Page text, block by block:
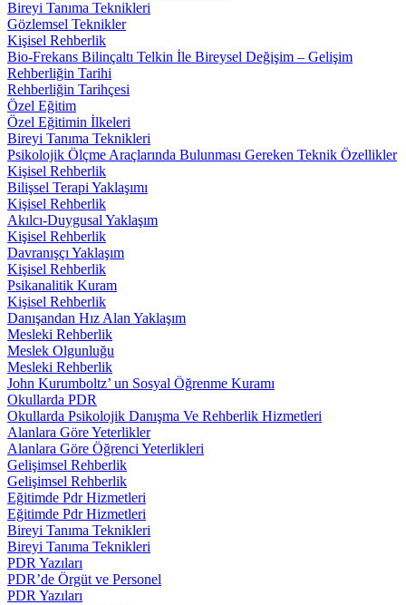
Bireyi Tanıma Teknikleri
Gözlemsel Teknikler
Kişisel Rehberlik
Bio-Frekans Bilinçaltı Telkin İle Bireysel Değişim – Gelişim
Rehberliğin Tarihi
Rehberliğin Tarihçesi
Özel Eğitim
Özel Eğitimin İlkeleri
Bireyi Tanıma Teknikleri
Psikolojik Ölçme Araçlarında Bulunması Gereken Teknik Özellikler
Kişisel Rehberlik
Bilişsel Terapi Yaklaşımı
Kişisel Rehberlik
Akılcı-Duygusal Yaklaşım
Kişisel Rehberlik
Davranışçı Yaklaşım
Kişisel Rehberlik
Psikanalitik Kuram
Kişisel Rehberlik
Danışandan Hız Alan Yaklaşım
Mesleki Rehberlik
Meslek Olgunluğu
Mesleki Rehberlik
John Kurumboltz’ un Sosyal Öğrenme Kuramı
Okullarda PDR
Okullarda Psikolojik Danışma Ve Rehberlik Hizmetleri
Alanlara Göre Yeterlikler
Alanlara Göre Öğrenci Yeterlikleri
Gelişimsel Rehberlik
Gelişimsel Rehberlik
Eğitimde Pdr Hizmetleri
Eğitimde Pdr Hizmetleri
Bireyi Tanıma Teknikleri
Bireyi Tanıma Teknikleri
PDR Yazıları
PDR’de Örgüt ve Personel
PDR Yazıları